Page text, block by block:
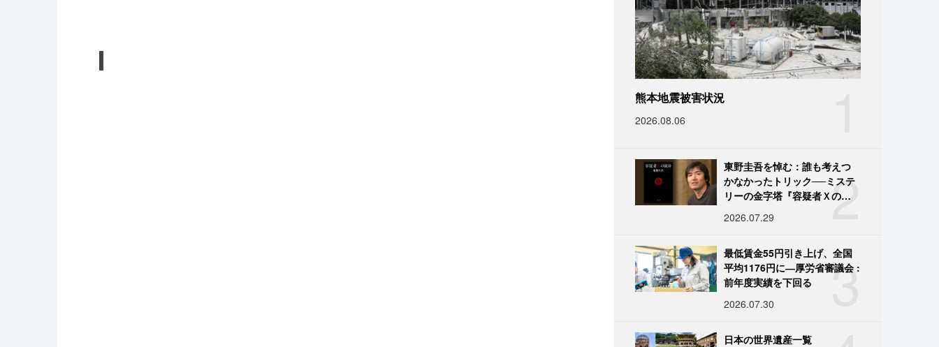
熊本地震被害状況
2026.08.06
2
東野圭吾を悼む：誰も考えつ
かなかったトリック──ミステ
リーの金字塔『容疑者Ｘの献
2026.07.29
3
最低賃金55円引き上げ、全国
平均1176円に―厚労省審議会 :
前年度実績を下回る
2026.07.30
日本の世界遺産一覧